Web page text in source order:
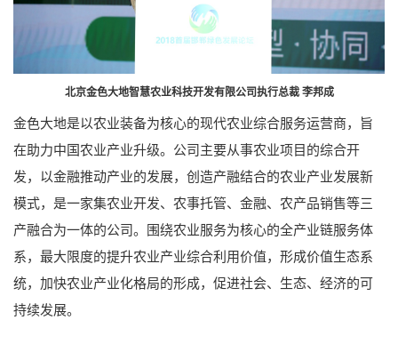
北京金色大地智慧农业科技开发有限公司执行总裁 李邦成
金色大地是以农业装备为核心的现代农业综合服务运营商，旨
在助力中国农业产业升级。公司主要从事农业项目的综合开
发，以金融推动产业的发展，创造产融结合的农业产业发展新
模式，是一家集农业开发、农事托管、金融、农产品销售等三
产融合为一体的公司。围绕农业服务为核心的全产业链服务体
系，最大限度的提升农业产业综合利用价值，形成价值生态系
统，加快农业产业化格局的形成，促进社会、生态、经济的可
持续发展。